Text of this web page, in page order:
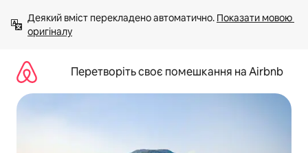
вмісту
Деякий вміст перекладено автоматично. Показати мовою
оригіналу
Перетворіть своє помешкання на Airbnb